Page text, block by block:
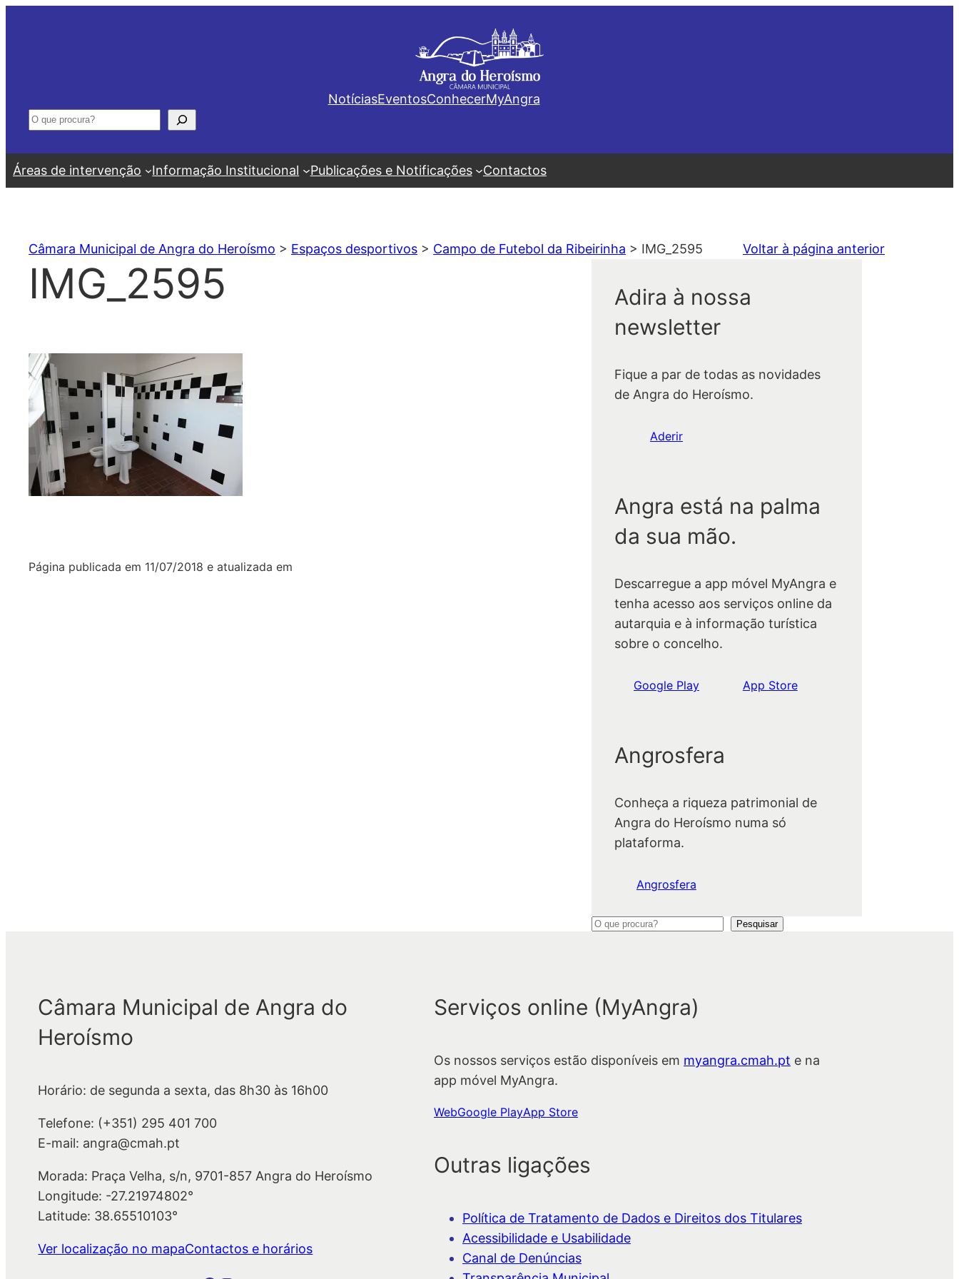
NotíciasEventosConhecerMyAngra
Pesquisar
Áreas de intervenção Informação Institucional Publicações e Notificações Contactos
Câmara Municipal de Angra do Heroísmo > Espaços desportivos > Campo de Futebol da Ribeirinha > IMG_2595 Voltar à página anterior
IMG_2595
Página publicada em 11/07/2018 e atualizada em
Adira à nossa
newsletter
Fique a par de todas as novidades
de Angra do Heroísmo.
Aderir
Angra está na palma
da sua mão.
Descarregue a app móvel MyAngra e
tenha acesso aos serviços online da
autarquia e à informação turística
sobre o concelho.
Google Play App Store
Angrosfera
Conheça a riqueza patrimonial de
Angra do Heroísmo numa só
plataforma.
Angrosfera
P
u
a
Pesquisar
Câmara Municipal de Angra do
Heroísmo
Horário: de segunda a sexta, das 8h30 às 16h00
Telefone: (+351) 295 401 700
E-mail: angra@cmah.pt
Morada: Praça Velha, s/n, 9701-857 Angra do Heroísmo
Longitude: -27.21974802°
Latitude: 38.65510103°
Ver localização no mapaContactos e horários
Serviços online (MyAngra)
Os nossos serviços estão disponíveis em myangra.cmah.pt e na
app móvel MyAngra.
WebGoogle PlayApp Store
Outras ligações
Política de Tratamento de Dados e Direitos dos Titulares
Acessibilidade e Usabilidade
Canal de Denúncias